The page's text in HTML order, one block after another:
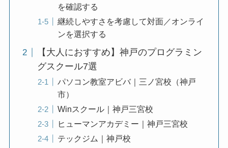
を確認する
継続しやすさを考慮して対面／オンライ
ンを選択する
【大人におすすめ】神戸のプログラミン
グスクール7選
パソコン教室アビバ｜三ノ宮校（神戸
市）
Winスクール｜神戸三宮校
ヒューマンアカデミー｜神戸三宮校
テックジム｜神戸校